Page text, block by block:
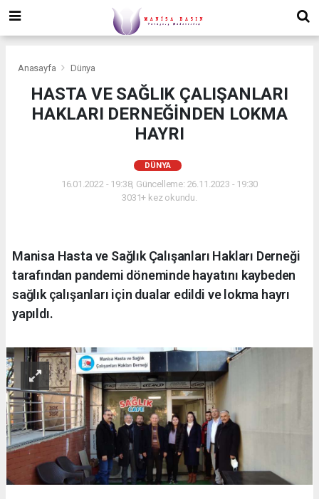
Anasayfa Dünya
HASTA VE SAĞLIK ÇALIŞANLARI
HAKLARI DERNEĞİNDEN LOKMA
HAYRI
DÜNYA
16.01.2022 - 19:38, Güncelleme: 26.11.2023 - 19:30
3031+ kez okundu.
Manisa Hasta ve Sağlık Çalışanları Hakları Derneği
tarafından pandemi döneminde hayatını kaybeden
sağlık çalışanları için dualar edildi ve lokma hayrı
yapıldı.